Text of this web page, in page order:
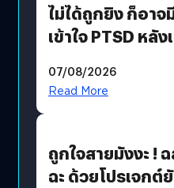
ไม่ได้ถูกยิง ก็อา
เข้าใจ PTSD หลั
07/08/2026
Read More
ถูกใจสายมังงะ !
ฉะ ด้วยโปรเจกต์